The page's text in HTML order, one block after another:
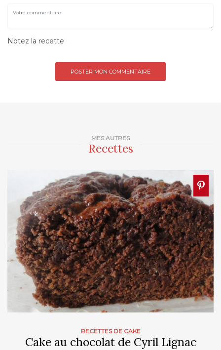
MES AUTRES
Recettes
RECETTES DE CAKE
Cake au chocolat de Cyril Lignac
Notez la recette